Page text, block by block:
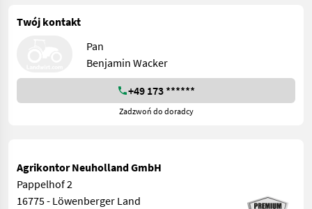
Twój kontakt
Pan
Benjamin Wacker
+49 173 ******
Zadzwoń do doradcy
Agrikontor Neuholland GmbH
Pappelhof 2
16775 - Löwenberger Land